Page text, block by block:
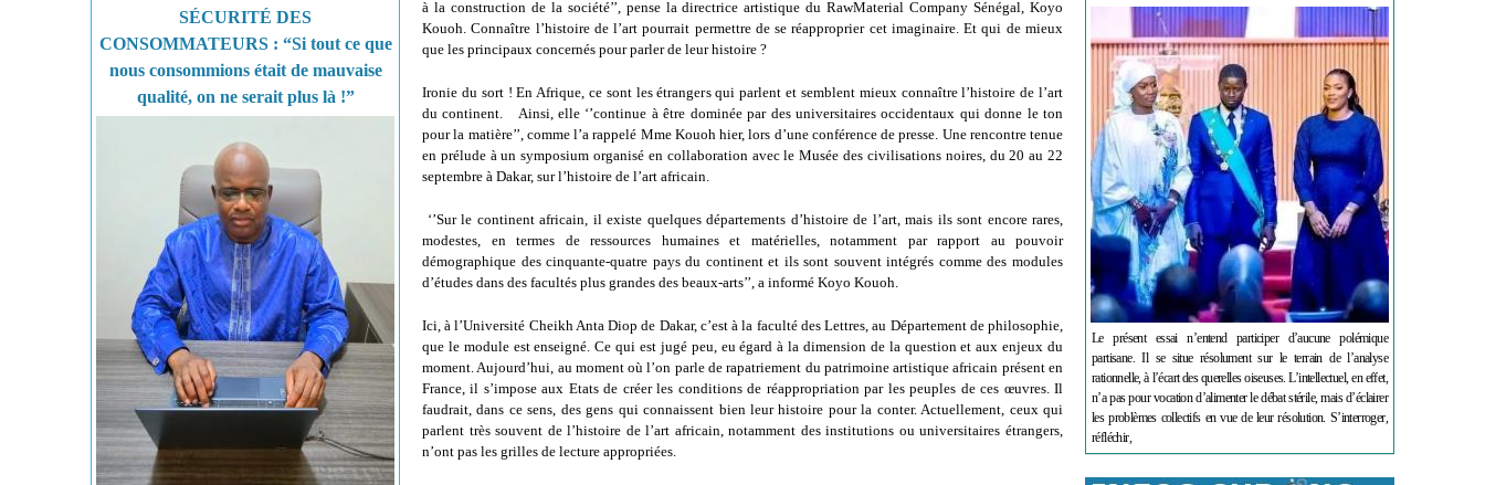
SÉCURITÉ DES
CONSOMMATEURS : “Si tout ce que
nous consommions était de mauvaise
qualité, on ne serait plus là !”
à la construction de la société’’, pense la directrice artistique du RawMaterial Company Sénégal, Koyo
Kouoh. Connaître l’histoire de l’art pourrait permettre de se réapproprier cet imaginaire. Et qui de mieux
que les principaux concernés pour parler de leur histoire ?
Ironie du sort ! En Afrique, ce sont les étrangers qui parlent et semblent mieux connaître l’histoire de l’art
du continent. Ainsi, elle ‘’continue à être dominée par des universitaires occidentaux qui donne le ton
pour la matière’’, comme l’a rappelé Mme Kouoh hier, lors d’une conférence de presse. Une rencontre tenue
en prélude à un symposium organisé en collaboration avec le Musée des civilisations noires, du 20 au 22
septembre à Dakar, sur l’histoire de l’art africain.
‘’Sur le continent africain, il existe quelques départements d’histoire de l’art, mais ils sont encore rares,
modestes, en termes de ressources humaines et matérielles, notamment par rapport au pouvoir
démographique des cinquante-quatre pays du continent et ils sont souvent intégrés comme des modules
d’études dans des facultés plus grandes des beaux-arts’’, a informé Koyo Kouoh.
Ici, à l’Université Cheikh Anta Diop de Dakar, c’est à la faculté des Lettres, au Département de philosophie,
que le module est enseigné. Ce qui est jugé peu, eu égard à la dimension de la question et aux enjeux du
moment. Aujourd’hui, au moment où l’on parle de rapatriement du patrimoine artistique africain présent en
France, il s’impose aux Etats de créer les conditions de réappropriation par les peuples de ces œuvres. Il
faudrait, dans ce sens, des gens qui connaissent bien leur histoire pour la conter. Actuellement, ceux qui
parlent très souvent de l’histoire de l’art africain, notamment des institutions ou universitaires étrangers,
n’ont pas les grilles de lecture appropriées.
Le présent essai n’entend participer d’aucune polémique
partisane. Il se situe résolument sur le terrain de l’analyse
rationnelle, à l’écart des querelles oiseuses. L’intellectuel, en effet,
n’a pas pour vocation d’alimenter le débat stérile, mais d’éclairer
les problèmes collectifs en vue de leur résolution. S’interroger,
réfléchir,